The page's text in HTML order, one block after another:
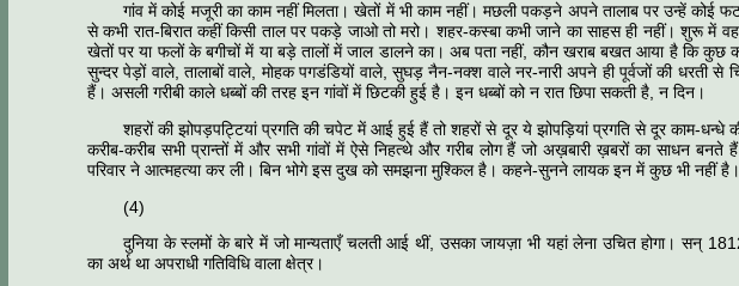
गांव में कोई मजूरी का काम नहीं मिलता। खेतों में भी काम नहीं। मछली पकड़ने अपने तालाब पर उन्हें कोई
से कभी रात-बिरात कहीं किसी ताल पर पकड़े जाओ तो मरो। शहर-कस्बा कभी जाने का साहस ही नहीं। शुरू में
खेतों पर या फलों के बगीचों में या बड़े तालों में जाल डालने का। अब पता नहीं, कौन खराब बखत आया है कि कुछ
सुन्दर पेड़ों वाले, तालाबों वाले, मोहक पगडंडियों वाले, सुघड़ नैन-नक्श वाले नर-नारी अपने ही पूर्वजों की धरती से
हैं। असली गरीबी काले धब्बों की तरह इन गांवों में छिटकी हुई है। इन धब्बों को न रात छिपा सकती है, न दिन।
शहरों की झोपड़पट्टियां प्रगति की चपेट में आई हुई हैं तो शहरों से दूर ये झोपड़ियां प्रगति से दूर काम-धन्धे
करीब-करीब सभी प्रान्तों में और सभी गांवों में ऐसे निहत्थे और गरीब लोग हैं जो अख़बारी ख़बरों का साधन बनते
परिवार ने आत्महत्या कर ली। बिन भोगे इस दुख को समझना मुश्किल है। कहने-सुनने लायक इन में कुछ भी नहीं है।
(4)
दुनिया के स्लमों के बारे में जो मान्यताएँ चलती आई थीं, उसका जायज़ा भी यहां लेना उचित होगा। सन्‌
का अर्थ था अपराधी गतिविधि वाला क्षेत्र।